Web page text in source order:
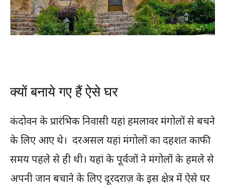
क्यों बनाये गए हैं ऐसे घर
कंदोवन के प्रारंभिक निवासी यहां हमलावर मंगोलों से बचने
के लिए आए थे। दरअसल यहां मंगोलों का दहशत काफी
समय पहले से ही थी। यहां के पूर्वजों ने मंगोलों के हमले से
अपनी जान बचाने के लिए दूरदराज़ के इस क्षेत्र में ऐसे घर